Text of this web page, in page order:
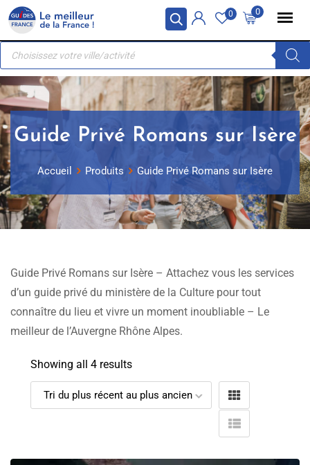
Panneau de gestion des cookies
Skip
content
0
0
Recherche
produits
Guide Privé Romans sur Isère
Accueil Produits Guide Privé Romans sur Isère
Guide Privé Romans sur Isère – Attachez vous les services
d’un guide privé du ministère de la Culture pour tout
connaître du lieu et vivre un moment inoubliable – Le
meilleur de l’Auvergne Rhône Alpes.
Showing all 4 results